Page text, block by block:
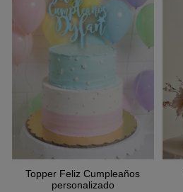
Topper Feliz Cumpleaños
personalizado